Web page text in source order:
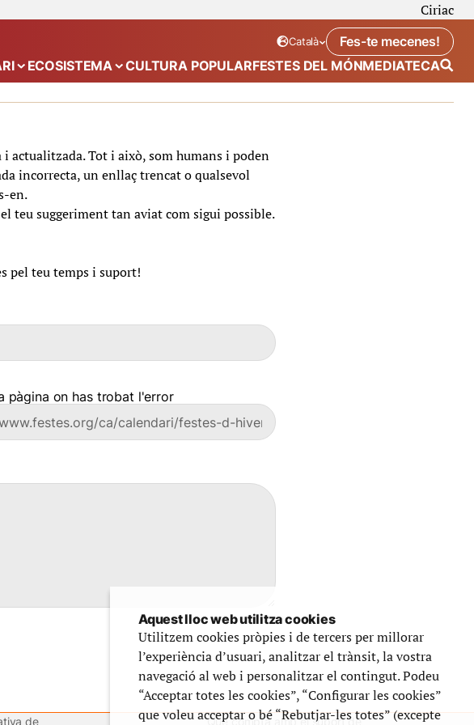
Ciriac
Idioma seleccionat:
Català
. Canviar idiomaFes-te mecenes!
Mostra el submenú de “Calendari”
ECOSISTEMA Mostra el submenú de “Ecosistema”
CULTURA POPULARFESTES DEL MÓNMEDIATECA
Tot i això, som humans i poden
incorrecta, un enllaç trencat o qualsevol
en.
teu suggeriment tan aviat com sigui possible.
pel teu temps i suport!
pàgina on has trobat l'error
de
Que compta amb el suport de
Aquest lloc web utilitza cookies
Utilitzem cookies pròpies i de tercers per millorar
l’experiència d’usuari, analitzar el trànsit, la vostra
navegació al web i personalitzar el contingut. Podeu
“Acceptar totes les cookies”, “Configurar les cookies”
que voleu acceptar o bé “Rebutjar-les totes” (excepte